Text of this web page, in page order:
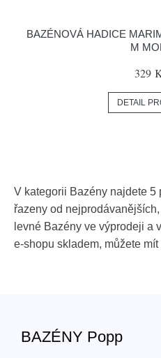
BAZÉNOVÁ HADICE
M
329
DETAIL
V kategorii Bazény najdete 5
řazeny od
levné Bazény ve výprodeji a
e-shopu skladem, můžete
BAZÉNY Popp